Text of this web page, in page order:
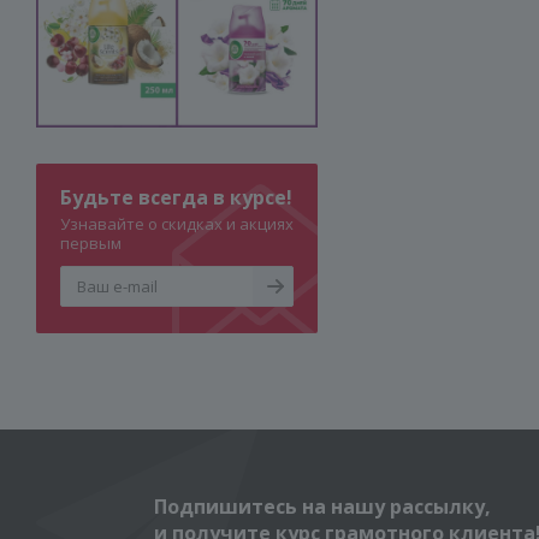
Будьте всегда в курсе!
Узнавайте о скидках и акциях
первым
Подпишитесь на нашу рассылку,
и получите курс грамотного